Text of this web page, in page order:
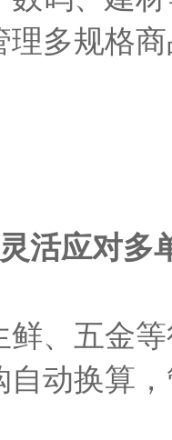
多规格
活应对多
鲜、五金
动换算